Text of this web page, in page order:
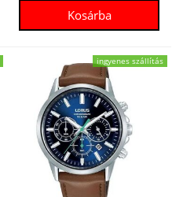
ingyenes szállítás